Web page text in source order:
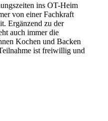
ins OT-Heim
von einer Fachkraft
Ergänzend zu der
auch immer die
Kochen und Backen
ist freiwillig und